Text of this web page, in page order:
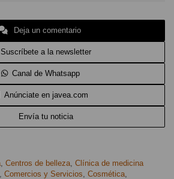
Deja un comentario
Suscríbete a la newsletter
Canal de Whatsapp
Anúnciate en javea.com
Envía tu noticia
Centros de belleza Clínica de medicina
Comercios y Servicios Cosmética